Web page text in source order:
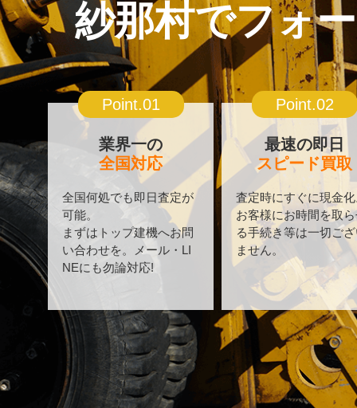
紗那村でフォ
Point.01
業界一の
全国対応
全国何処でも即日査定が
可能。
まずはトップ建機へお問
い合わせを。メール・LI
NEにも勿論対応!
Point.02
最速の即日
スピード買取
査定時にすぐに現金
お客様にお時間を取
る手続き等は一切ご
ません。